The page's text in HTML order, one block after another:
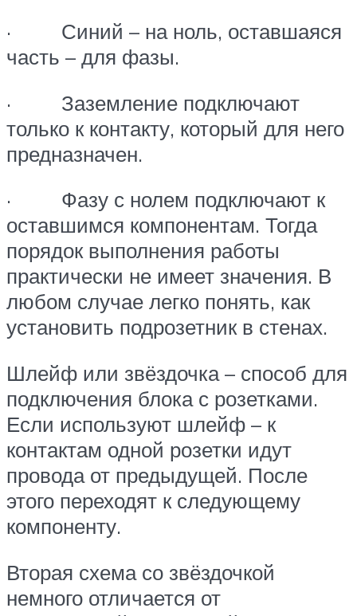
· Синий – на ноль, оставшаяся
часть – для фазы.
· Заземление подключают
только к контакту, который для него
предназначен.
· Фазу с нолем подключают к
оставшимся компонентам. Тогда
порядок выполнения работы
практически не имеет значения. В
любом случае легко понять, как
установить подрозетник в стенах.
Шлейф или звёздочка – способ для
подключения блока с розетками.
Если используют шлейф – к
контактам одной розетки идут
провода от предыдущей. После
этого переходят к следующему
компоненту.
Вторая схема со звёздочкой
немного отличается от